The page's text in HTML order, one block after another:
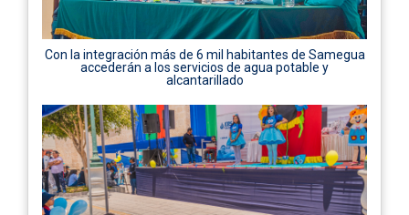
Con la integración más de 6 mil habitantes de Samegua
accederán a los servicios de agua potable y
alcantarillado